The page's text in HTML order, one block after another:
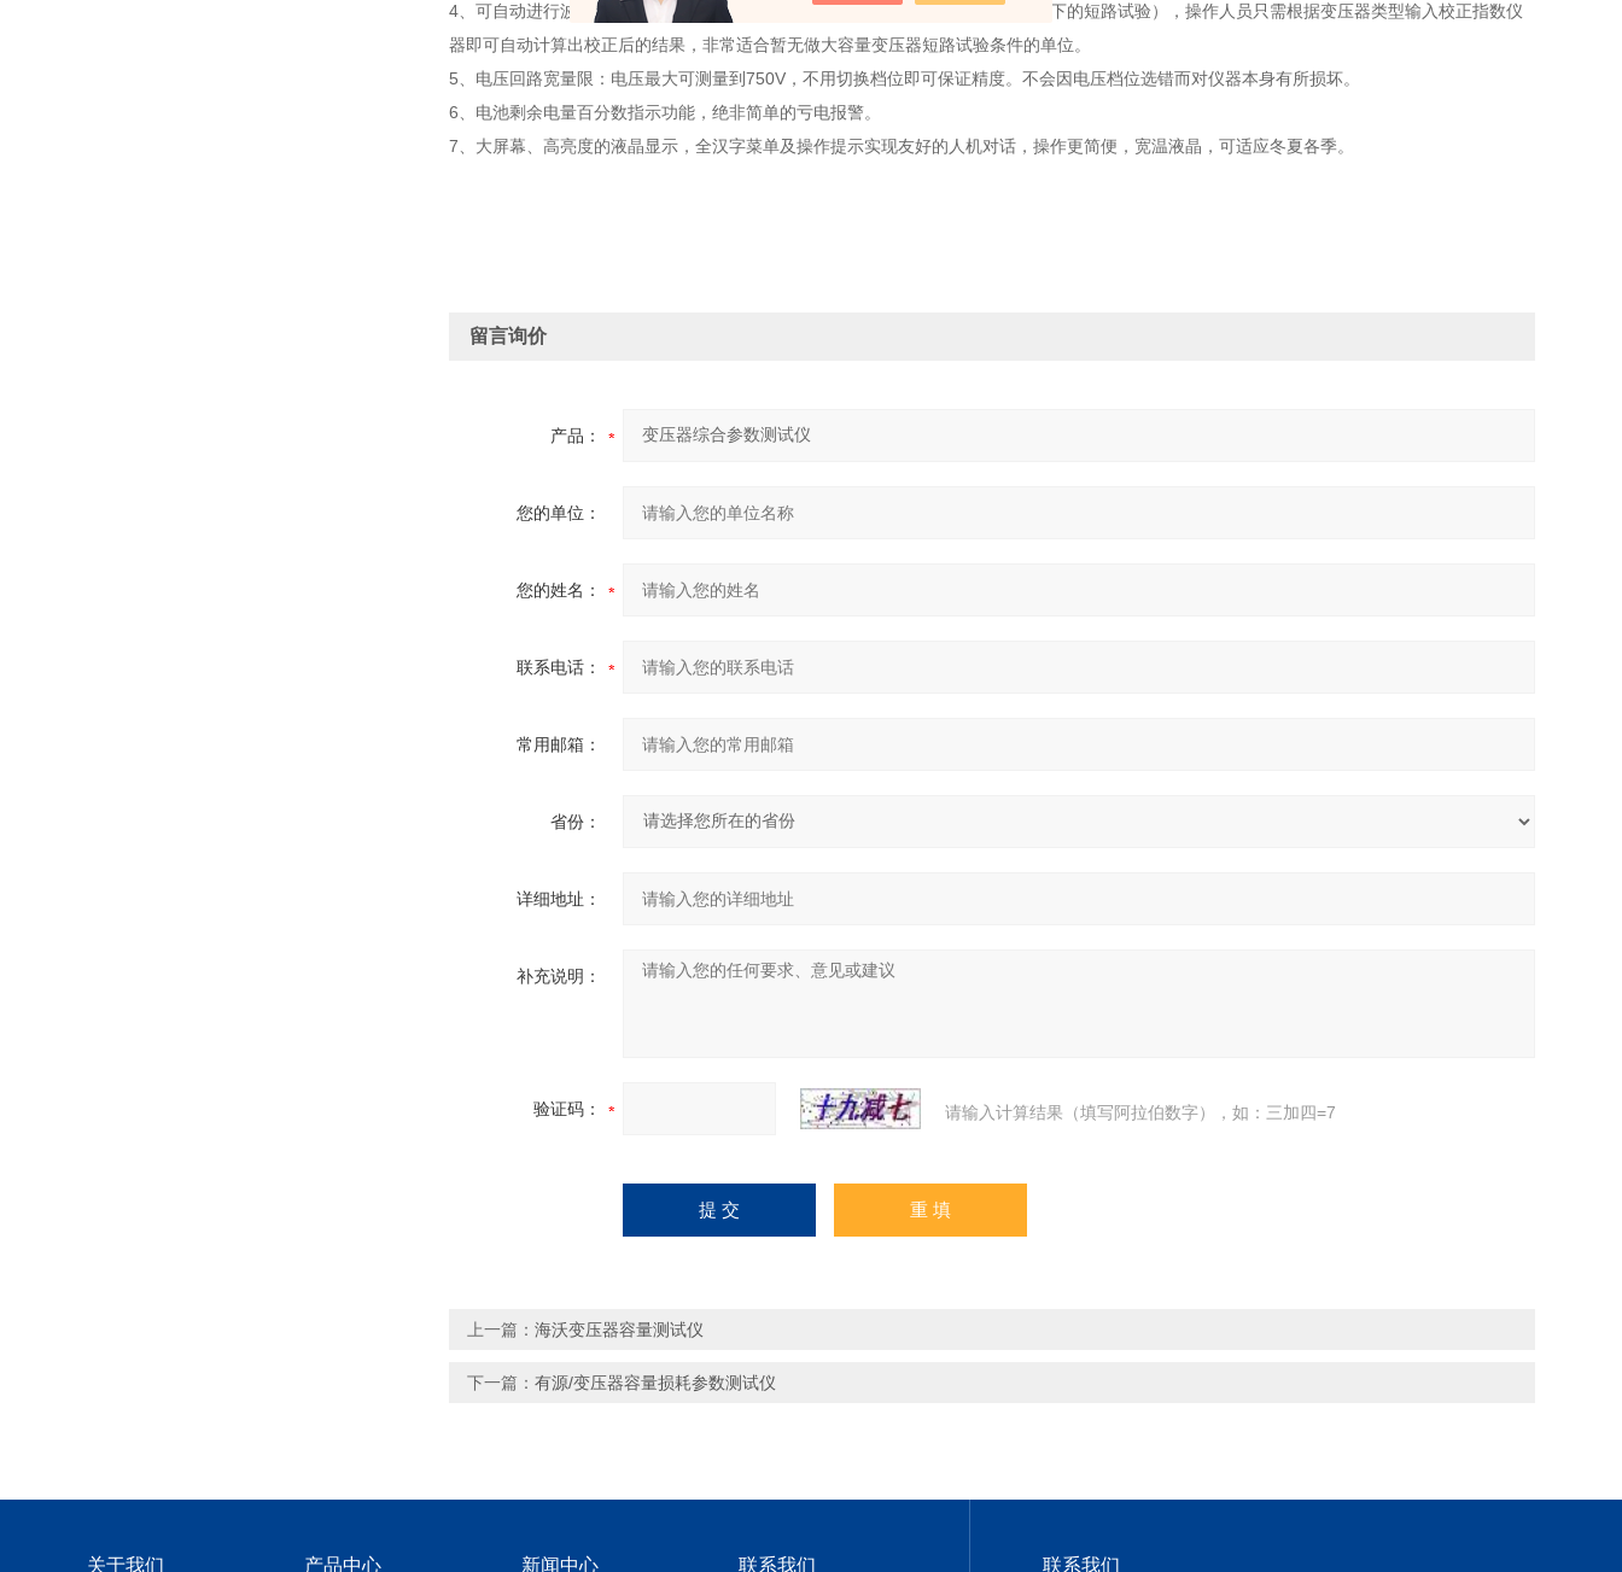
4、可自动进行波形畸变校正，温度校正，电压校正，电流校正（非额定电流条件下的短路试验），操作人员只需根据变压器类型输入校正指数仪
器即可自动计算出校正后的结果，非常适合暂无做大容量变压器短路试验条件的单位。
5、电压回路宽量限：电压最大可测量到750V，不用切换档位即可保证精度。不会因电压档位选错而对仪器本身有所损坏。
6、电池剩余电量百分数指示功能，绝非简单的亏电报警。
7、大屏幕、高亮度的液晶显示，全汉字菜单及操作提示实现友好的人机对话，操作更简便，宽温液晶，可适应冬夏各季。
留言询价
产品：
您的单位：
您的姓名：
联系电话：
常用邮箱：
省份：
详细地址：
补充说明：
验证码： 请输入计算结果（填写阿拉伯数字），如：三加四=7
上一篇： 海沃变压器容量测试仪
下一篇： 有源/变压器容量损耗参数测试仪
关于我们 产品中心 新闻中心 联系我们 联系我们